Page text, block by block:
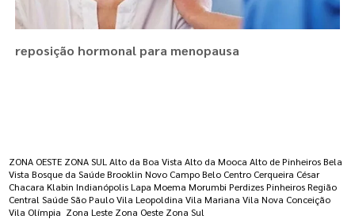
reposição hormonal para menopausa
ZONA OESTE ZONA SUL Alto da Boa Vista Alto da Mooca Alto de Pinheiros Bela
Vista Bosque da Saúde Brooklin Novo Campo Belo Centro Cerqueira César
Chacara Klabin Indianópolis Lapa Moema Morumbi Perdizes Pinheiros Região
Central Saúde São Paulo Vila Leopoldina Vila Mariana Vila Nova Conceição
Vila Olímpia Zona Leste Zona Oeste Zona Sul